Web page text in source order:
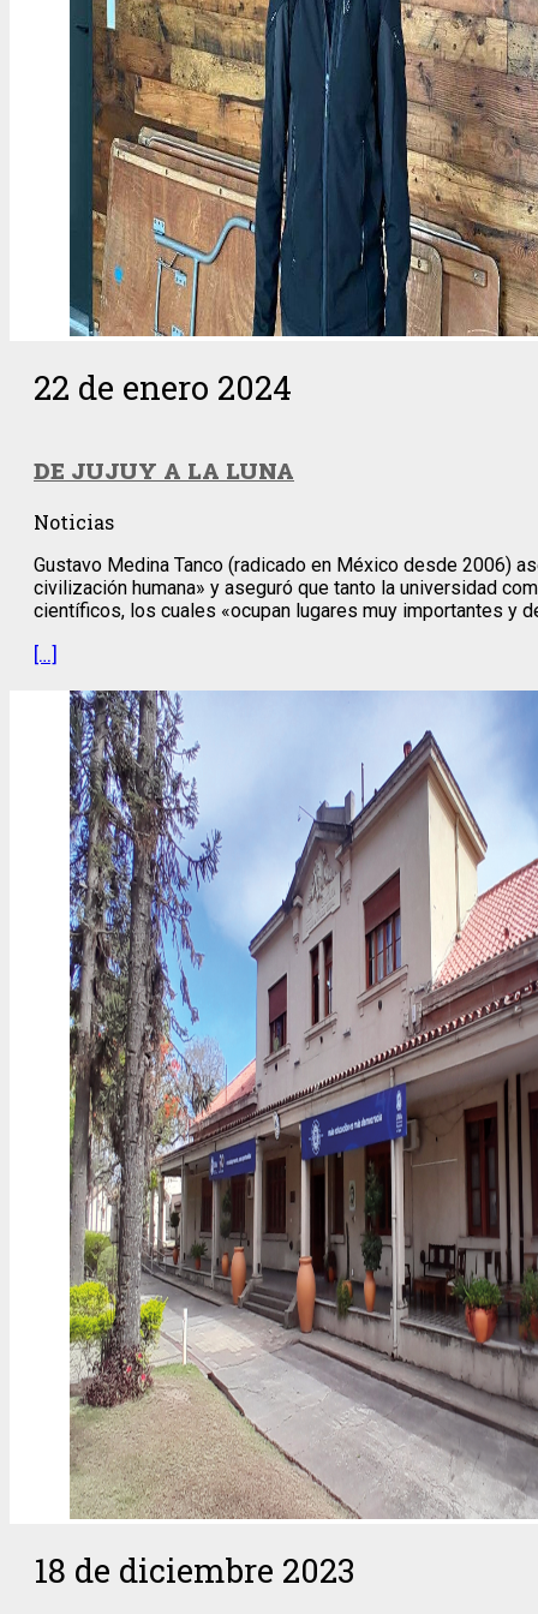
22 de enero 2024
DE JUJUY A LA LUNA
Noticias
Gustavo Medina Tanco (radicado en México desde 2006)
civilización humana» y aseguró que tanto la universidad
científicos, los cuales «ocupan lugares muy importantes y
[…]
18 de diciembre 2023